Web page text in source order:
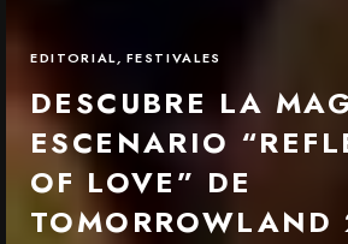
EDITORIAL, FESTIVALES
DESCUBRE LA
ESCENARIO
OF LOVE” DE